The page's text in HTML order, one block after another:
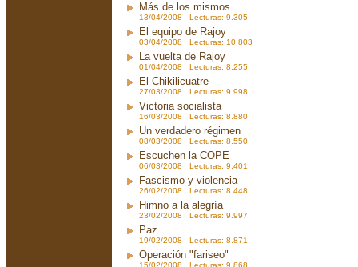
Más de los mismos
13/04/2008 Lecturas: 9.305
El equipo de Rajoy
03/04/2008 Lecturas: 10.803
La vuelta de Rajoy
01/04/2008 Lecturas: 8.255
El Chikilicuatre
27/03/2008 Lecturas: 9.998
Victoria socialista
16/03/2008 Lecturas: 8.880
Un verdadero régimen
08/03/2008 Lecturas: 8.550
Escuchen la COPE
06/03/2008 Lecturas: 9.401
Fascismo y violencia
26/02/2008 Lecturas: 8.448
Himno a la alegría
23/02/2008 Lecturas: 9.997
Paz
19/02/2008 Lecturas: 8.871
Operación "fariseo"
15/02/2008 Lecturas: 9.868